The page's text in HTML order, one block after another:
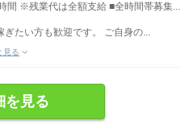
間 ※残業代は全額支給 ■全時間帯募集...
たい方も歓迎です。 ご自身の...
見る
を見る